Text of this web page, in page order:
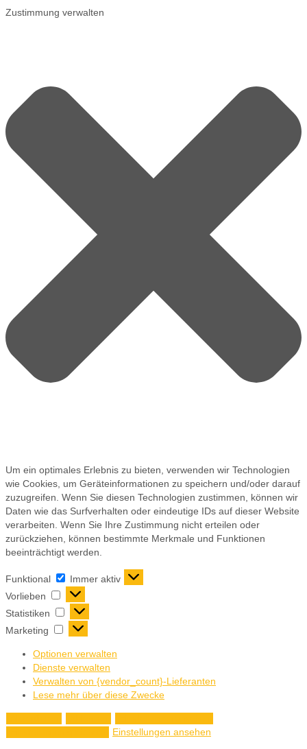
Zustimmung verwalten
Um ein optimales Erlebnis zu bieten, verwenden wir Technologien
wie Cookies, um Geräteinformationen zu speichern und/oder darauf
zuzugreifen. Wenn Sie diesen Technologien zustimmen, können wir
Daten wie das Surfverhalten oder eindeutige IDs auf dieser Website
verarbeiten. Wenn Sie Ihre Zustimmung nicht erteilen oder
zurückziehen, können bestimmte Merkmale und Funktionen
beeinträchtigt werden.
Funktional
Immer aktiv
Vorlieben
Statistiken
Marketing
Optionen verwalten
Dienste verwalten
Verwalten von {vendor_count}-Lieferanten
Lese mehr über diese Zwecke
Einstellungen ansehen